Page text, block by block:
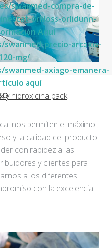
swanmed-compra-de-
orliloss-orlidunn-
Aquí|
precio-arcoxia-
mg/|
axiago-emanera-
aquí|
y hidroxicina pack
nos permiten el máximo
y la calidad del producto
con rapidez a las
y clientes para
a los diferentes
con la excelencia